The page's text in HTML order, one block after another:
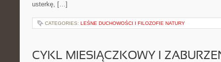
usterkę, […]
CATEGORIES: LEŚNE DUCHOWOŚCI I FILOZOFIE NATURY
CYKL MIESIĄCZKOWY I